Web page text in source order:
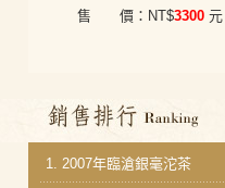
售 價：NT$3300 元
銷售排行
1. 2007年臨滄銀毫沱茶